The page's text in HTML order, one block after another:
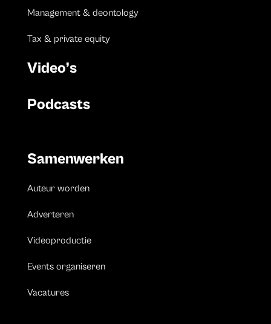
Management & deontology
Tax & private equity
Video’s
Podcasts
Samenwerken
Auteur worden
Adverteren
Videoproductie
Events organiseren
Vacatures